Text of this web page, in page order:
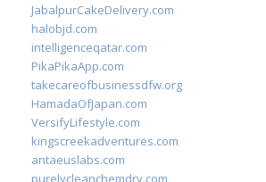
JabalpurCakeDelivery.com
halobjd.com
intelligenceqatar.com
PikaPikaApp.com
takecareofbusinessdfw.org
HamadaOfJapan.com
VersifyLifestyle.com
kingscreekadventures.com
antaeuslabs.com
purelycleanchemdry.com